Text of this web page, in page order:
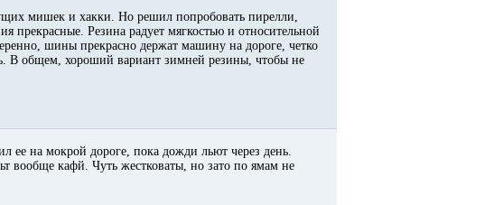
мишек и хакки. Но решил попробовать пирелли,
прекрасные. Резина радует мягкостью и относительной
шины прекрасно держат машину на дороге, четко
В общем, хороший вариант зимней резины, чтобы не
ее на мокрой дороге, пока дожди льют через день.
вообще кафй. Чуть жестковаты, но зато по ямам не